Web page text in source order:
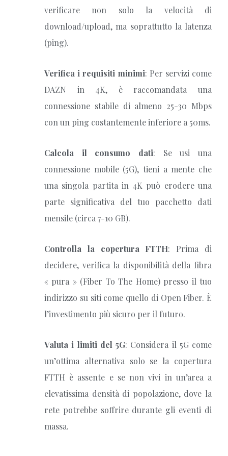
verificare non solo la velocità di
download/upload, ma soprattutto la latenza
(ping).
Verifica i requisiti minimi: Per servizi come
DAZN in 4K, è raccomandata una
connessione stabile di almeno 25-30 Mbps
con un ping costantemente inferiore a 50ms.
Calcola il consumo dati: Se usi una
connessione mobile (5G), tieni a mente che
una singola partita in 4K può erodere una
parte significativa del tuo pacchetto dati
mensile (circa 7-10 GB).
Controlla la copertura FTTH: Prima di
decidere, verifica la disponibilità della fibra
« pura » (Fiber To The Home) presso il tuo
indirizzo su siti come quello di Open Fiber. È
l’investimento più sicuro per il futuro.
Valuta i limiti del 5G: Considera il 5G come
un’ottima alternativa solo se la copertura
FTTH è assente e se non vivi in un’area a
elevatissima densità di popolazione, dove la
rete potrebbe soffrire durante gli eventi di
massa.